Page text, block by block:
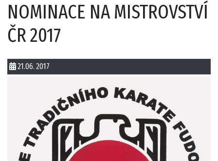
NOMINACE NA MISTROVSTVÍ
ČR 2017
21.06. 2017